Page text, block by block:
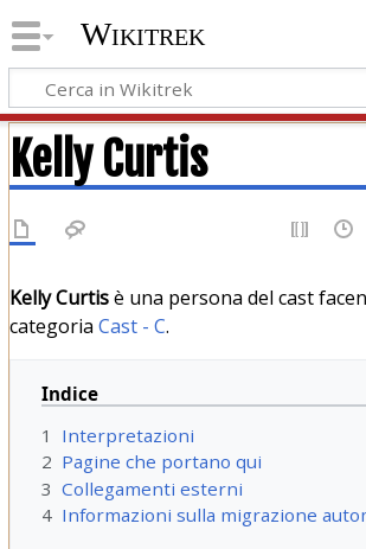
Wikitrek
Kelly Curtis
Kelly Curtisè una persona del cast
categoria Cast - C.
Indice
1
Interpretazioni
2 Pagine che portano qui
3 Collegamenti esterni
4 Informazioni sulla migrazione